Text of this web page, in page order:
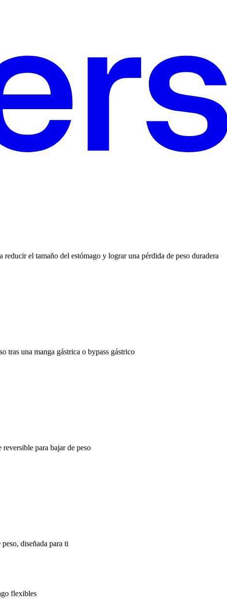
el tamaño del estómago y lograr una pérdida de peso duradera
tras una manga gástrica o bypass gástrico
para bajar de peso
diseñada para ti
flexibles